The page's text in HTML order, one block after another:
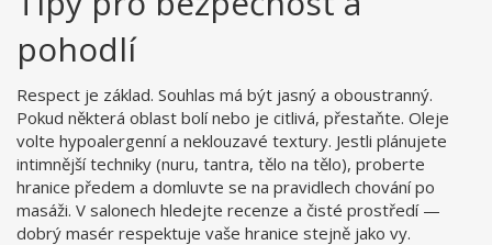
pohodlí
Respect je základ. Souhlas má být jasný a oboustranný.
Pokud některá oblast bolí nebo je citlivá, přestaňte. Oleje
volte hypoalergenní a neklouzavé textury. Jestli plánujete
intimnější techniky (nuru, tantra, tělo na tělo), proberte
hranice předem a domluvte se na pravidlech chování po
masáži. V salonech hledejte recenze a čisté prostředí —
dobrý masér respektuje vaše hranice stejně jako vy.